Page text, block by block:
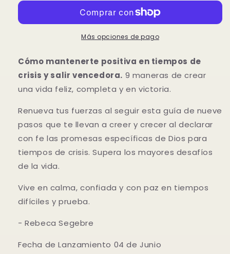
en
crisis
Cómo
mantenerte
positiva
tiempos
de
crisis
salir
vencedora
Positiva
en
tiempos
crisis
Cómo
mantenerte
positiva
tiempos
de
salir
Más opciones de pago
Cómo mantenerte positiva en tiempos de
crisis y salir vencedora. 9 maneras de crear
una vida feliz, completa y en victoria.
Renueva tus fuerzas al seguir esta guía de nueve
pasos que te llevan a creer y crecer al declarar
con fe las promesas específicas de Dios para
tiempos de crisis. Supera los mayores desafíos
de la vida.
Vive en calma, confiada y con paz en tiempos
difíciles y prueba.
- Rebeca Segebre
Fecha de Lanzamiento 04 de Junio